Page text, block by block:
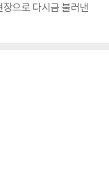
으로 다시금 불러낸